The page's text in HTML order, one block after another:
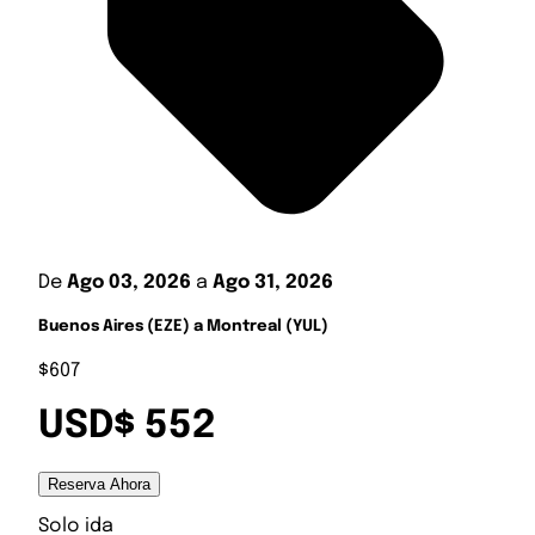
De Ago 03, 2026 a Ago 31, 2026
Buenos Aires (EZE) a Montreal (YUL)
$607
USD$ 552
Reserva Ahora
Solo ida